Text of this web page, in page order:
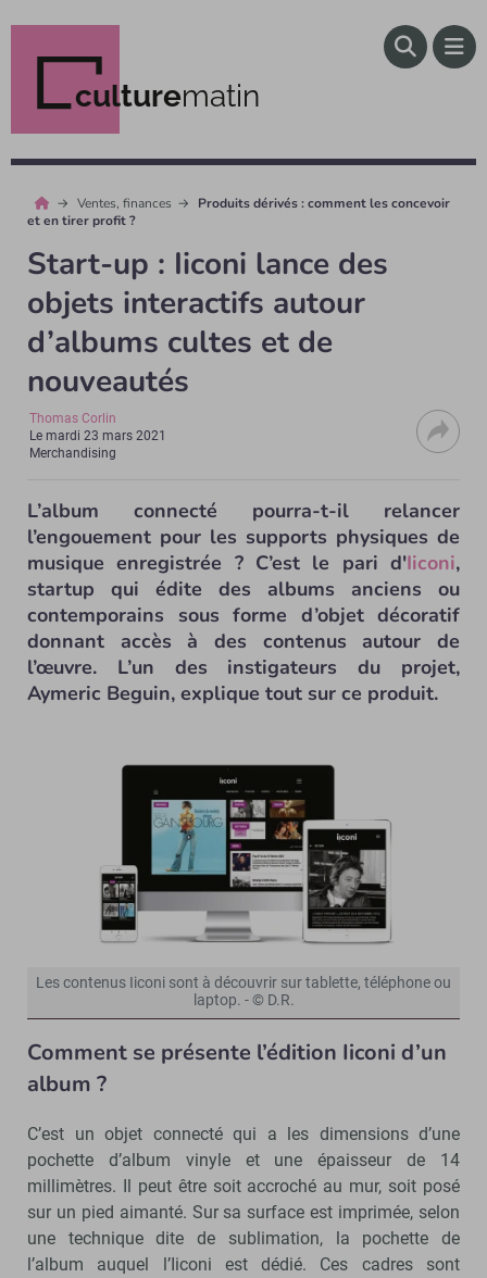
culturematin
Ventes, finances
Produits dérivés : comment les concevoir
et en tirer profit ?
Start-up : Iiconi lance des
objets interactifs autour
d’albums cultes et de
nouveautés
Thomas Corlin
Lemardi 23 mars 2021
Merchandising
L’album connecté pourra-t-il relancer
l’engouement pour les supports physiques de
musique enregistrée ? C’est le pari d'Iiconi,
startup qui édite des albums anciens ou
contemporains sous forme d’objet décoratif
donnant accès à des contenus autour de
l’œuvre. L’un des instigateurs du projet,
Aymeric Beguin, explique tout sur ce produit.
Les contenus Iiconi sont à découvrir sur tablette, téléphone ou
laptop. - © D.R.
Comment se présente l’édition Iiconi d’un
album ?
C’est un objet connecté qui a les dimensions d’une
pochette d’album vinyle et une épaisseur de 14
millimètres. Il peut être soit accroché au mur, soit posé
sur un pied aimanté. Sur sa surface est imprimée, selon
une technique dite de sublimation, la pochette de
l’album auquel l’Iiconi est dédié. Ces cadres sont